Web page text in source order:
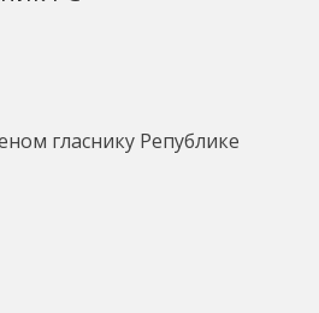
гласнику Републике